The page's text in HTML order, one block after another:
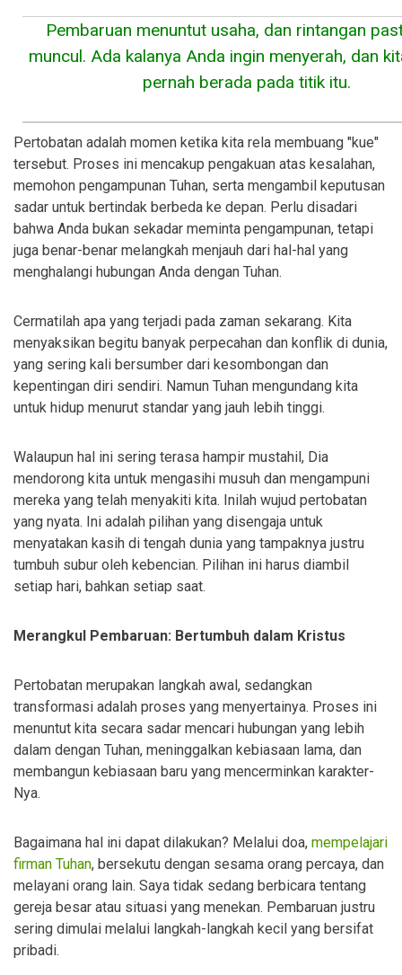
Pembaruan menuntut usaha, dan rintangan
muncul. Ada kalanya Anda ingin menyerah, dan
pernah berada pada titik itu.
Pertobatan adalah momen ketika kita rela membuang "kue"
tersebut. Proses ini mencakup pengakuan atas kesalahan,
memohon pengampunan Tuhan, serta mengambil keputusan
sadar untuk bertindak berbeda ke depan. Perlu disadari
bahwa Anda bukan sekadar meminta pengampunan, tetapi
juga benar-benar melangkah menjauh dari hal-hal yang
menghalangi hubungan Anda dengan Tuhan.
Cermatilah apa yang terjadi pada zaman sekarang. Kita
menyaksikan begitu banyak perpecahan dan konflik di dunia,
yang sering kali bersumber dari kesombongan dan
kepentingan diri sendiri. Namun Tuhan mengundang kita
untuk hidup menurut standar yang jauh lebih tinggi.
Walaupun hal ini sering terasa hampir mustahil, Dia
mendorong kita untuk mengasihi musuh dan mengampuni
mereka yang telah menyakiti kita. Inilah wujud pertobatan
yang nyata. Ini adalah pilihan yang disengaja untuk
menyatakan kasih di tengah dunia yang tampaknya justru
tumbuh subur oleh kebencian. Pilihan ini harus diambil
setiap hari, bahkan setiap saat.
Merangkul Pembaruan: Bertumbuh dalam Kristus
Pertobatan merupakan langkah awal, sedangkan
transformasi adalah proses yang menyertainya. Proses ini
menuntut kita secara sadar mencari hubungan yang lebih
dalam dengan Tuhan, meninggalkan kebiasaan lama, dan
membangun kebiasaan baru yang mencerminkan karakter-
Nya.
Bagaimana hal ini dapat dilakukan? Melalui doa, mempelajari
firman Tuhan, bersekutu dengan sesama orang percaya, dan
melayani orang lain. Saya tidak sedang berbicara tentang
gereja besar atau situasi yang menekan. Pembaruan justru
sering dimulai melalui langkah-langkah kecil yang bersifat
pribadi.